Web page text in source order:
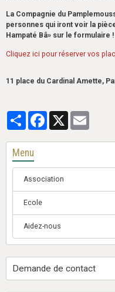
La Compagnie du
personnes qui iront voir la
Hampaté Bâ» sur le formulaire !
Cliquez ici pour réserver vos
11 place du Cardinal Amette,
PartagerFacebook
X
Menu
Association
Ecole
Aidez-nous
Demande de contact